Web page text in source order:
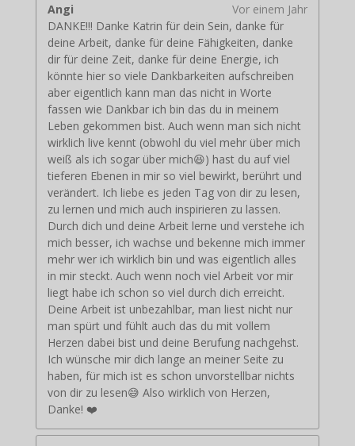
Angi
Vor einem Jahr
DANKE!!! Danke Katrin für dein Sein, danke für
deine Arbeit, danke für deine Fähigkeiten, danke
dir für deine Zeit, danke für deine Energie, ich
könnte hier so viele Dankbarkeiten aufschreiben
aber eigentlich kann man das nicht in Worte
fassen wie Dankbar ich bin das du in meinem
Leben gekommen bist. Auch wenn man sich nicht
wirklich live kennt (obwohl du viel mehr über mich
weiß als ich sogar über mich😆) hast du auf viel
tieferen Ebenen in mir so viel bewirkt, berührt und
verändert. Ich liebe es jeden Tag von dir zu lesen,
zu lernen und mich auch inspirieren zu lassen.
Durch dich und deine Arbeit lerne und verstehe ich
mich besser, ich wachse und bekenne mich immer
mehr wer ich wirklich bin und was eigentlich alles
in mir steckt. Auch wenn noch viel Arbeit vor mir
liegt habe ich schon so viel durch dich erreicht.
Deine Arbeit ist unbezahlbar, man liest nicht nur
man spürt und fühlt auch das du mit vollem
Herzen dabei bist und deine Berufung nachgehst.
Ich wünsche mir dich lange an meiner Seite zu
haben, für mich ist es schon unvorstellbar nichts
von dir zu lesen😅 Also wirklich von Herzen,
Danke! ❤️